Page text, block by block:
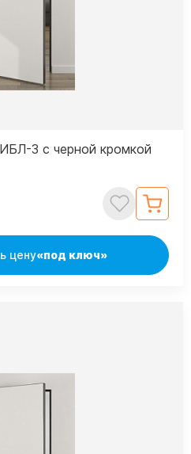
3 с черной кромкой
цену«под ключ»